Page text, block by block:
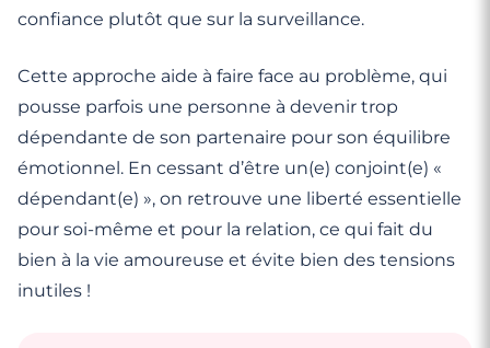
confiance plutôt que sur la surveillance.
Cette approche aide à faire face au problème, qui
pousse parfois une personne à devenir trop
dépendante de son partenaire pour son équilibre
émotionnel. En cessant d’être un(e) conjoint(e) «
dépendant(e) », on retrouve une liberté essentielle
pour soi-même et pour la relation, ce qui fait du
bien à la vie amoureuse et évite bien des tensions
inutiles !